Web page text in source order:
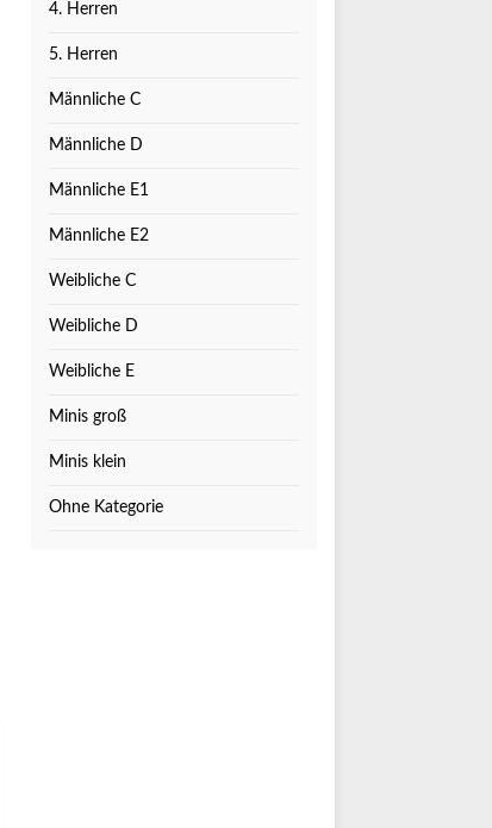
4. Herren
5. Herren
Männliche C
Männliche D
Männliche E1
Männliche E2
Weibliche C
Weibliche D
Weibliche E
Minis groß
Minis klein
Ohne Kategorie